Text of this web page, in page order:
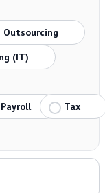
(IT)
Payroll
Tax